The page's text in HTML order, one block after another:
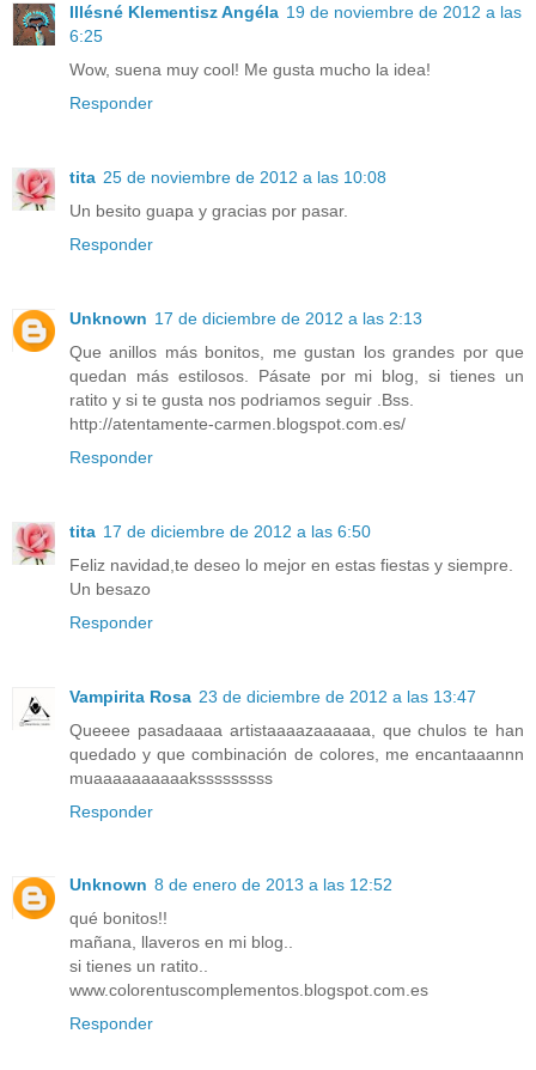
Illésné Klementisz Angéla 19 de noviembre de 2012 a las
6:25
Wow, suena muy cool! Me gusta mucho la idea!
Responder
tita 25 de noviembre de 2012 a las 10:08
Un besito guapa y gracias por pasar.
Responder
Unknown 17 de diciembre de 2012 a las 2:13
Que anillos más bonitos, me gustan los grandes por que
quedan más estilosos. Pásate por mi blog, si tienes un
ratito y si te gusta nos podriamos seguir .Bss.
http://atentamente-carmen.blogspot.com.es/
Responder
tita 17 de diciembre de 2012 a las 6:50
Feliz navidad,te deseo lo mejor en estas fiestas y siempre.
Un besazo
Responder
Vampirita Rosa 23 de diciembre de 2012 a las 13:47
Queeee pasadaaaa artistaaaazaaaaaa, que chulos te han
quedado y que combinación de colores, me encantaaannn
muaaaaaaaaaaksssssssss
Responder
Unknown 8 de enero de 2013 a las 12:52
qué bonitos!!
mañana, llaveros en mi blog..
si tienes un ratito..
www.colorentuscomplementos.blogspot.com.es
Responder